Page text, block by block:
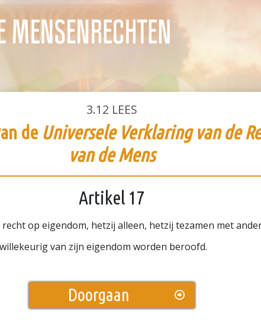
3.12 LEES
de Universele Verklaring van de
van de Mens
Artikel 17
op eigendom, hetzij alleen, hetzij tezamen met
van zijn eigendom worden beroofd.
Doorgaan